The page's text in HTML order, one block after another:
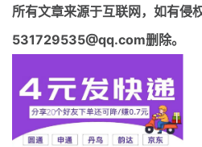
所有文章来源于互联网，如有侵
531729535@qq.com删除。